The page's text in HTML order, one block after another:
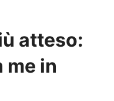
atteso:
me in